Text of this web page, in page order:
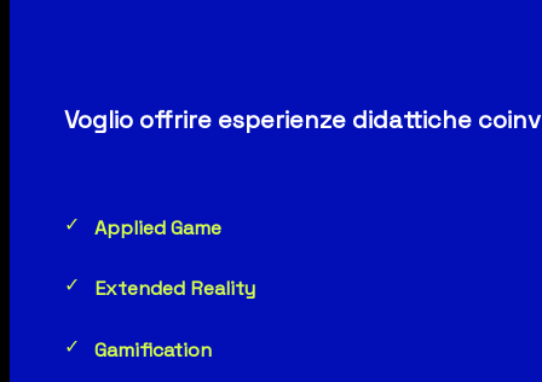
Voglio offrire esperienze didattiche
Applied Game
Extended Reality
Gamification